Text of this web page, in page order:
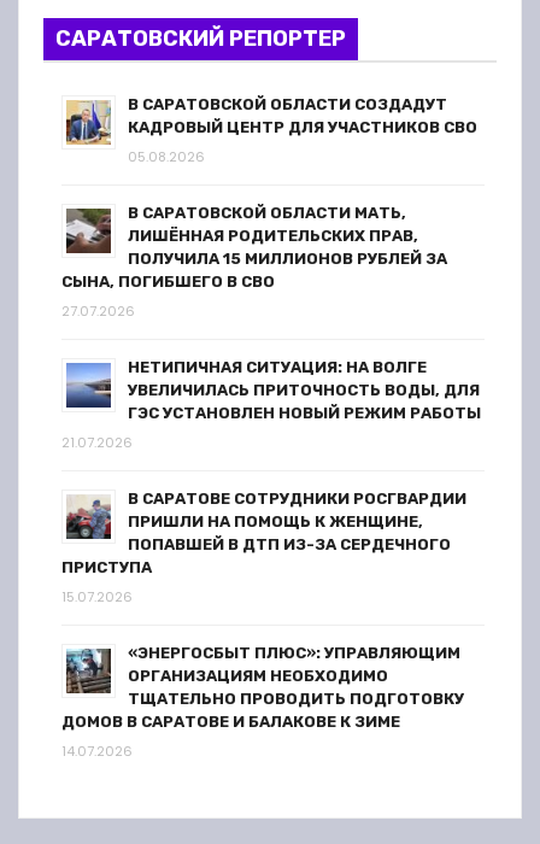
САРАТОВСКИЙ РЕПОРТЕР
В САРАТОВСКОЙ ОБЛАСТИ СОЗДАДУТ
КАДРОВЫЙ ЦЕНТР ДЛЯ УЧАСТНИКОВ СВО
05.08.2026
В САРАТОВСКОЙ ОБЛАСТИ МАТЬ,
ЛИШЁННАЯ РОДИТЕЛЬСКИХ ПРАВ,
ПОЛУЧИЛА 15 МИЛЛИОНОВ РУБЛЕЙ ЗА
СЫНА, ПОГИБШЕГО В СВО
27.07.2026
НЕТИПИЧНАЯ СИТУАЦИЯ: НА ВОЛГЕ
УВЕЛИЧИЛАСЬ ПРИТОЧНОСТЬ ВОДЫ, ДЛЯ
ГЭС УСТАНОВЛЕН НОВЫЙ РЕЖИМ РАБОТЫ
21.07.2026
В САРАТОВЕ СОТРУДНИКИ РОСГВАРДИИ
ПРИШЛИ НА ПОМОЩЬ К ЖЕНЩИНЕ,
ПОПАВШЕЙ В ДТП ИЗ-ЗА СЕРДЕЧНОГО
ПРИСТУПА
15.07.2026
«ЭНЕРГОСБЫТ ПЛЮС»: УПРАВЛЯЮЩИМ
ОРГАНИЗАЦИЯМ НЕОБХОДИМО
ТЩАТЕЛЬНО ПРОВОДИТЬ ПОДГОТОВКУ
ДОМОВ В САРАТОВЕ И БАЛАКОВЕ К ЗИМЕ
14.07.2026